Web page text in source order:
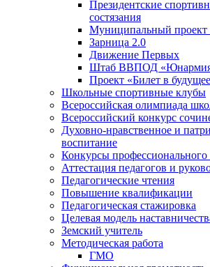
Президентские
состязания
Муниципальный проект
Зарница 2.0
Движение Первых
Штаб ВВПОД
Проект «Билет в
Школьные спортивные клубы
Всероссийская олимпиада
Всероссийский конкурс
Духовно-нравственное и
воспитание
Конкурсы профессионального
Аттестация педагогов и
Педагогические чтения
Повышение квалификации
Педагогическая стажировка
Целевая модель
Земский учитель
Методическая работа
ГМО